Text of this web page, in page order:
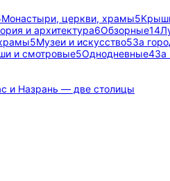
Монастыри, церкви, храмы5
и архитектура6Обзорные14
5Музеи и искусство5За
и смотровые5Однодневные4За